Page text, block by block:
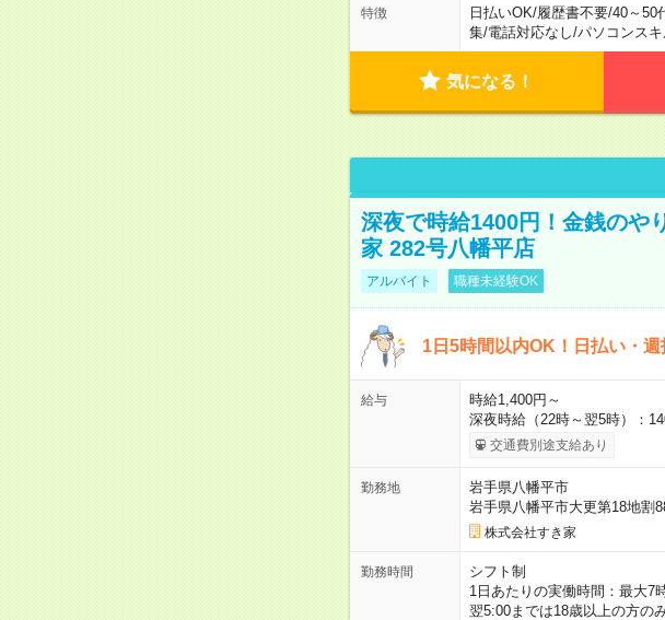
特徴 日払いOK/履歴書不要/40～50
集/電話対応なし/パソコンス
気になる！
深夜で時給1400円！金銭のや
家 282号八幡平店
アルバイト 職種未経験OK
1日5時間以内OK！日払い・
給与
時給1,400円～
深夜時給（22時～翌5時）：
交通費別途支給あり
勤務地
岩手県八幡平市
岩手県八幡平市大更第18地割
株式会社すき家
勤務時間
シフト制
1日あたりの実働時間：最大
翌5:00までは18歳以上の方の